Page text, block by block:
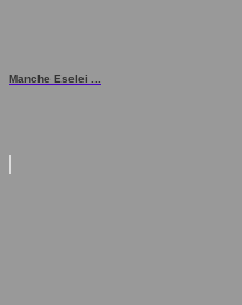
Manche Eselei ...